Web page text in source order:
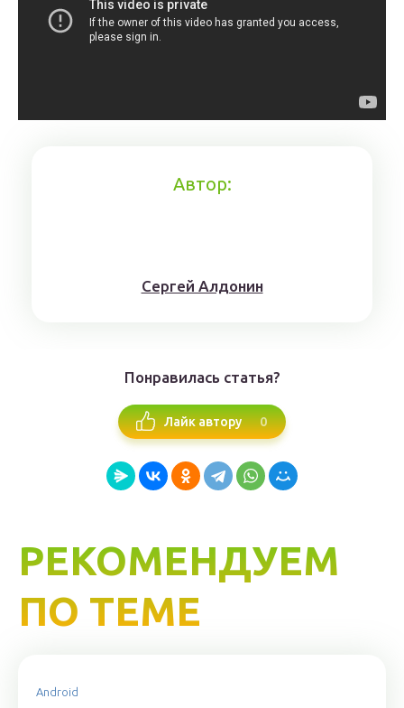
Автор:
Сергей Алдонин
Понравилась статья?
Лайк автору 0
РЕКОМЕНДУЕМ
ПО ТЕМЕ
Android